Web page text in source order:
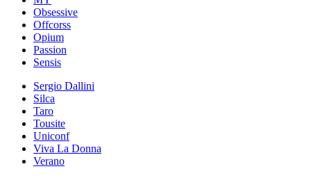
Obsessive
Offcorss
Opium
Passion
Sensis
Sergio Dallini
Silca
Taro
Tousite
Uniconf
Viva La Donna
Verano